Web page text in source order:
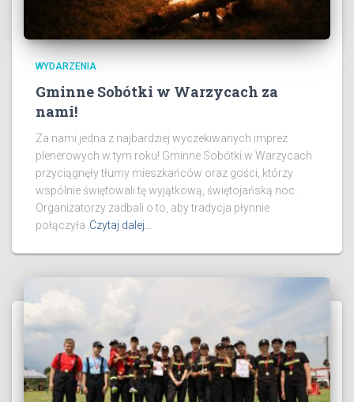
WYDARZENIA
Gminne Sobótki w Warzycach za
nami!
Za nami jedna z najbardziej wyczekiwanych imprez
plenerowych w tym roku! Gminne Sobótki w Warzycach
przyciągnęły tłumy mieszkańców oraz gości, którzy
wspólnie świętowali tę wyjątkową, świętojańską noc.
Organizatorzy zadbali o to, aby tradycja płynnie
połączyła Czytaj dalej…